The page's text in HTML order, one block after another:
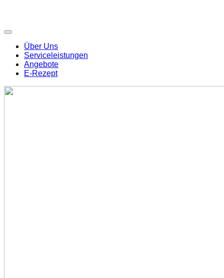
Über Uns
Serviceleistungen
Angebote
E-Rezept